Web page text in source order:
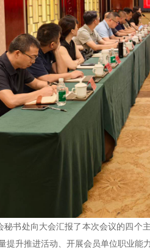
秘书处向大会汇报了本次会议的四个
提升推进活动 、开展会员单位职业能